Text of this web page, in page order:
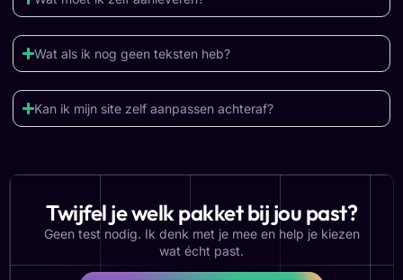
Wat als ik nog geen teksten heb?
Kan ik mijn site zelf aanpassen achteraf?
Twijfel je welk pakket bij jou past?
Geen test nodig. Ik denk met je mee en help je kiezen
wat écht past.